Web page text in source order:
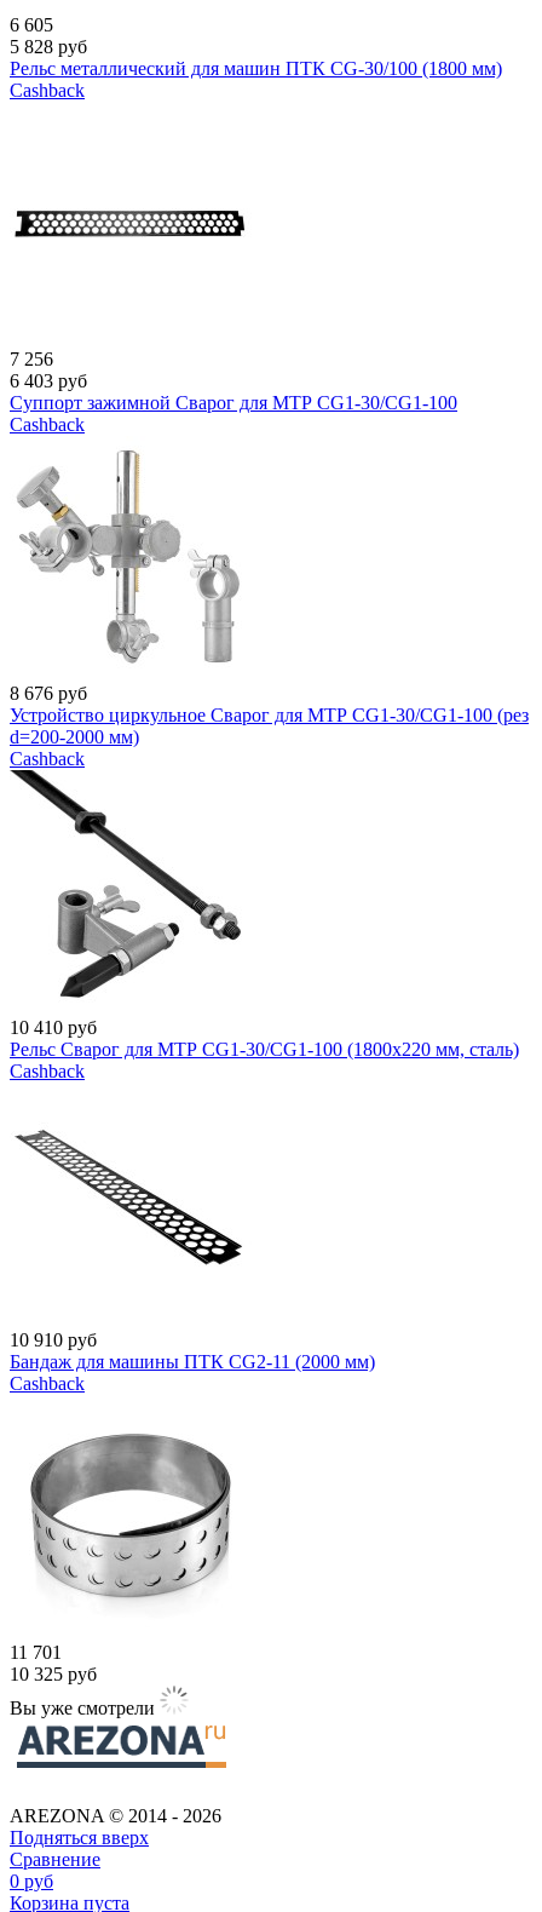
6 605
5 828 руб
Рельс металлический для машин ПТК CG-30/100 (1800 мм)
Cashback
7 256
6 403 руб
Суппорт зажимной Сварог для МТР CG1-30/CG1-100
Cashback
8 676 руб
Устройство циркульное Сварог для МТР CG1-30/CG1-100 (рез
d=200-2000 мм)
Cashback
10 410 руб
Рельс Сварог для МТР CG1-30/CG1-100 (1800x220 мм, сталь)
Cashback
10 910 руб
Бандаж для машины ПТК CG2-11 (2000 мм)
Cashback
11 701
10 325 руб
Вы уже смотрели
AREZONA © 2014 - 2026
Подняться вверх
Сравнение
0 руб
Корзина пуста